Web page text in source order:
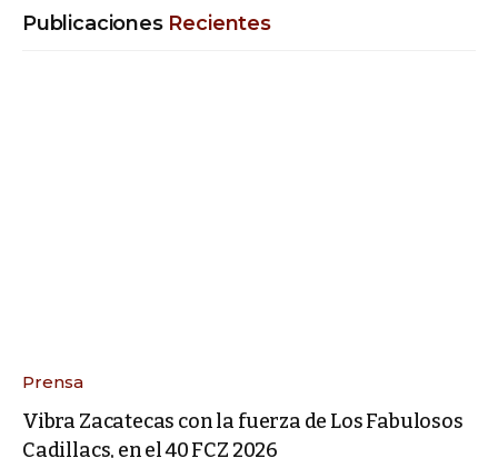
Publicaciones Recientes
Prensa
Vibra Zacatecas con la fuerza de Los Fabulosos
Cadillacs, en el 40 FCZ 2026